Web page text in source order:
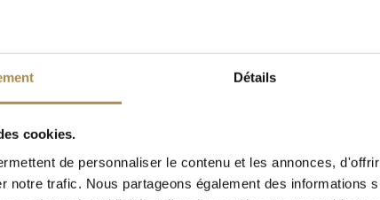
Détails
cookies.
de personnaliser le contenu et les annonces,
notre trafic. Nous partageons également des informations